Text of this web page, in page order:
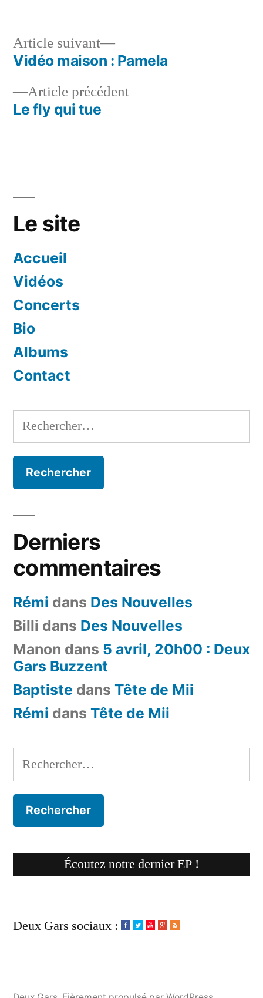
Navigation
de
l’article
Article précédentArticle
Le fly qui tue
Article suivant
Article
suivant :
Vidéo maison : Pamela
Le site
Accueil
Vidéos
Concerts
Bio
Albums
Contact
Rechercher :
Derniers
commentaires
Rémi dans Des Nouvelles
Billi dans Des Nouvelles
Manon dans 5 avril, 20h00 : Deux
Gars Buzzent
Baptiste dans Tête de Mii
Rémi dans Tête de Mii
Rechercher :
Écoutez notre dernier EP !
Deux Gars sociaux :